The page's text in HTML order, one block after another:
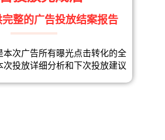
整的广告投放结案报告
本次广告所有曝光点击转化的全
次投放详细分析和下次投放建议